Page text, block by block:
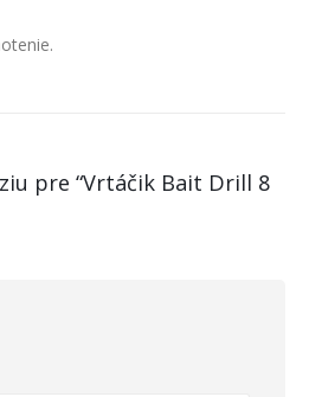
pre “Vrtáčik Bait Drill 8